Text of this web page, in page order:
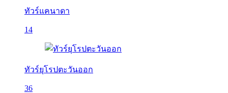
ทัวร์แคนาดา
14
ทัวร์ยุโรปตะวันออก
36